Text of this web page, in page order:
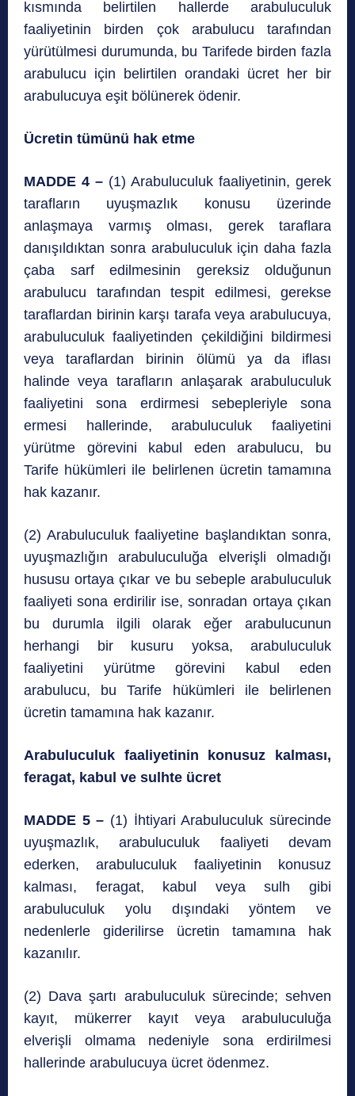
kısmında belirtilen hallerde arabuluculuk
faaliyetinin birden çok arabulucu tarafından
yürütülmesi durumunda, bu Tarifede birden fazla
arabulucu için belirtilen orandaki ücret her bir
arabulucuya eşit bölünerek ödenir.
Ücretin tümünü hak etme
MADDE 4 – (1) Arabuluculuk faaliyetinin, gerek
tarafların uyuşmazlık konusu üzerinde
anlaşmaya varmış olması, gerek taraflara
danışıldıktan sonra arabuluculuk için daha fazla
çaba sarf edilmesinin gereksiz olduğunun
arabulucu tarafından tespit edilmesi, gerekse
taraflardan birinin karşı tarafa veya arabulucuya,
arabuluculuk faaliyetinden çekildiğini bildirmesi
veya taraflardan birinin ölümü ya da iflası
halinde veya tarafların anlaşarak arabuluculuk
faaliyetini sona erdirmesi sebepleriyle sona
ermesi hallerinde, arabuluculuk faaliyetini
yürütme görevini kabul eden arabulucu, bu
Tarife hükümleri ile belirlenen ücretin tamamına
hak kazanır.
(2) Arabuluculuk faaliyetine başlandıktan sonra,
uyuşmazlığın arabuluculuğa elverişli olmadığı
hususu ortaya çıkar ve bu sebeple arabuluculuk
faaliyeti sona erdirilir ise, sonradan ortaya çıkan
bu durumla ilgili olarak eğer arabulucunun
herhangi bir kusuru yoksa, arabuluculuk
faaliyetini yürütme görevini kabul eden
arabulucu, bu Tarife hükümleri ile belirlenen
ücretin tamamına hak kazanır.
Arabuluculuk faaliyetinin konusuz kalması,
feragat, kabul ve sulhte ücret
MADDE 5 – (1) İhtiyari Arabuluculuk sürecinde
uyuşmazlık, arabuluculuk faaliyeti devam
ederken, arabuluculuk faaliyetinin konusuz
kalması, feragat, kabul veya sulh gibi
arabuluculuk yolu dışındaki yöntem ve
nedenlerle giderilirse ücretin tamamına hak
kazanılır.
(2) Dava şartı arabuluculuk sürecinde; sehven
kayıt, mükerrer kayıt veya arabuluculuğa
elverişli olmama nedeniyle sona erdirilmesi
hallerinde arabulucuya ücret ödenmez.